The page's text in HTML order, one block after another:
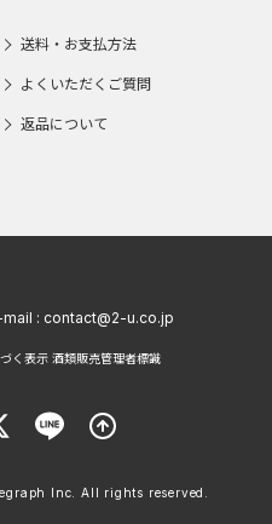
送料・お支払方法
よくいただくご質問
返品について
: contact@2-u.co.jp
く表示 酒類販売管理者標識
Inc. All rights reserved.